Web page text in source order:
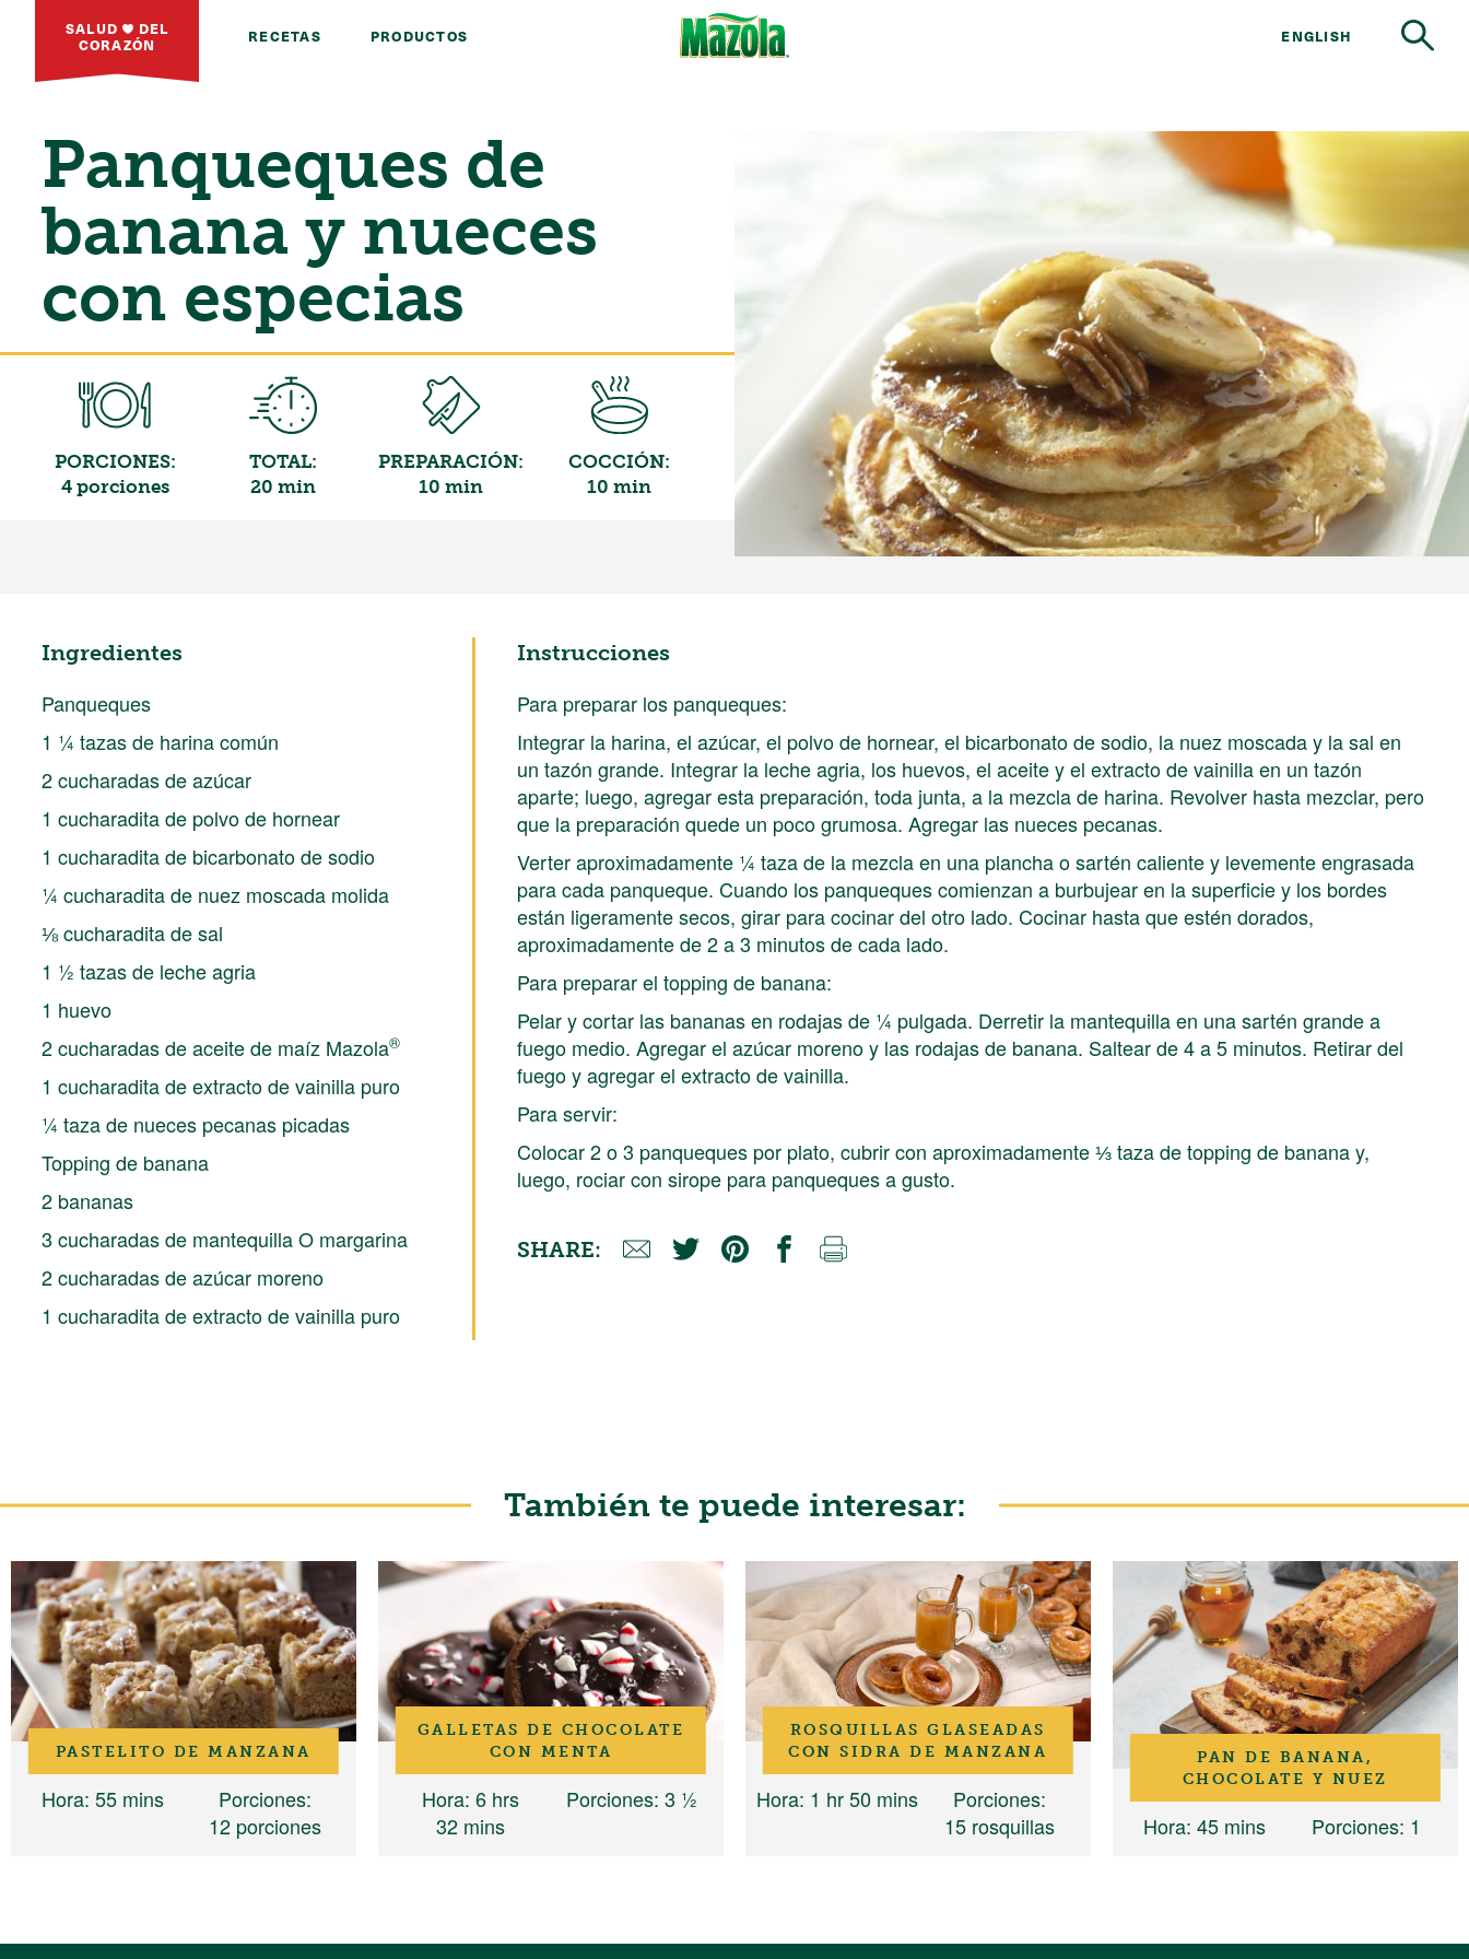
SALUD DEL
CORAZÓN RECETAS PRODUCTOS ENGLISH
Panqueques de
banana y nueces
con especias
PORCIONES:
4 porciones
TOTAL:
20 min
PREPARACIÓN:
10 min
COCCIÓN:
10 min
Ingredientes
Panqueques
1 ¼ tazas de harina común
2 cucharadas de azúcar
1 cucharadita de polvo de hornear
1 cucharadita de bicarbonato de sodio
¼ cucharadita de nuez moscada molida
⅛ cucharadita de sal
1 ½ tazas de leche agria
1 huevo
2 cucharadas de aceite de maíz Mazola®
1 cucharadita de extracto de vainilla puro
¼ taza de nueces pecanas picadas
Topping de banana
2 bananas
3 cucharadas de mantequilla O margarina
2 cucharadas de azúcar moreno
1 cucharadita de extracto de vainilla puro
Instrucciones
Para preparar los panqueques:
Integrar la harina, el azúcar, el polvo de hornear, el bicarbonato de sodio, la nuez moscada y la sal en
un tazón grande. Integrar la leche agria, los huevos, el aceite y el extracto de vainilla en un tazón
aparte; luego, agregar esta preparación, toda junta, a la mezcla de harina. Revolver hasta mezclar, pero
que la preparación quede un poco grumosa. Agregar las nueces pecanas.
Verter aproximadamente ¼ taza de la mezcla en una plancha o sartén caliente y levemente engrasada
para cada panqueque. Cuando los panqueques comienzan a burbujear en la superficie y los bordes
están ligeramente secos, girar para cocinar del otro lado. Cocinar hasta que estén dorados,
aproximadamente de 2 a 3 minutos de cada lado.
Para preparar el topping de banana:
Pelar y cortar las bananas en rodajas de ¼ pulgada. Derretir la mantequilla en una sartén grande a
fuego medio. Agregar el azúcar moreno y las rodajas de banana. Saltear de 4 a 5 minutos. Retirar del
fuego y agregar el extracto de vainilla.
Para servir:
Colocar 2 o 3 panqueques por plato, cubrir con aproximadamente ⅓ taza de topping de banana y,
luego, rociar con sirope para panqueques a gusto.
SHARE:
También te puede interesar:
PASTELITO DE MANZANA
Hora: 55 mins Porciones:
12 porciones
GALLETAS DE CHOCOLATE
CON MENTA
Hora: 6 hrs
32 mins
Porciones: 3 ½
ROSQUILLAS GLASEADAS
CON SIDRA DE MANZANA
Hora: 1 hr 50 mins Porciones:
15 rosquillas
PAN DE BANANA,
CHOCOLATE Y NUEZ
Hora: 45 mins Porciones: 1